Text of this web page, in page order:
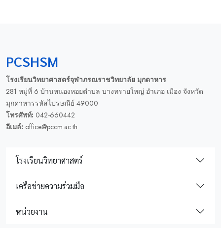
PCSHSM
โรงเรียนวิทยาศาสตร์จุฬาภรณราชวิทยาลัย มุกดาหาร
281 หมู่ที่ 6 บ้านหนองหอยตำบล บางทรายใหญ่ อำเภอ เมือง จังหวัด
มุกดาหารรหัสไปรษณีย์ 49000
โทรศัพท์: 042-660442
อีเมล์: office@pccm.ac.th
โรงเรียนวิทยาศาสตร์
เครือข่ายความร่วมมือ
หน่วยงาน